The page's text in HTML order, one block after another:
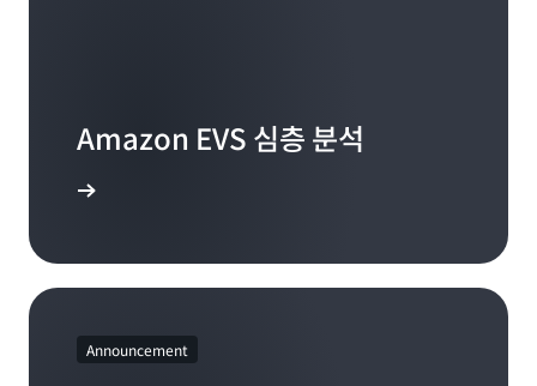
Amazon EVS 심층 분석
Announcement